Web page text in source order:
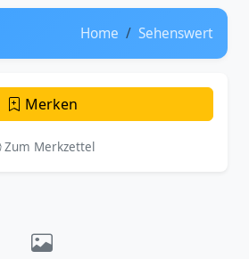
Home Sehenswert
Merken
Zum Merkzettel